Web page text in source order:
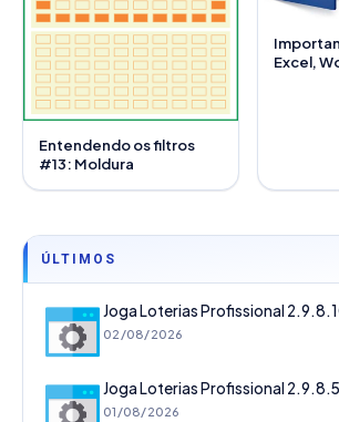
Entendendo os filtros
#13: Moldura
Excel,
ÚLTIMOS
Joga Loterias Profissional
02/08/2026
Joga Loterias Profissional 2.9.8.5
01/08/2026